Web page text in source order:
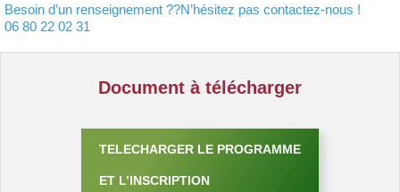
Besoin d’un renseignement ??N’hésitez pas contactez-nous !
06 80 22 02 31
Document à télécharger
TELECHARGER LE PROGRAMME
ET L’INSCRIPTION